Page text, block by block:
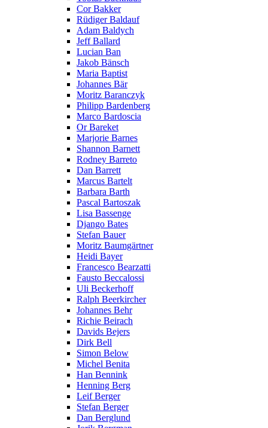
Cor Bakker
Rüdiger Baldauf
Adam Baldych
Jeff Ballard
Lucian Ban
Jakob Bänsch
Maria Baptist
Johannes Bär
Moritz Baranczyk
Philipp Bardenberg
Marco Bardoscia
Or Bareket
Marjorie Barnes
Shannon Barnett
Rodney Barreto
Dan Barrett
Marcus Bartelt
Barbara Barth
Pascal Bartoszak
Lisa Bassenge
Django Bates
Stefan Bauer
Moritz Baumgärtner
Heidi Bayer
Francesco Bearzatti
Fausto Beccalossi
Uli Beckerhoff
Ralph Beerkircher
Johannes Behr
Richie Beirach
Davids Bejers
Dirk Bell
Simon Below
Michel Benita
Han Bennink
Henning Berg
Leif Berger
Stefan Berger
Dan Berglund